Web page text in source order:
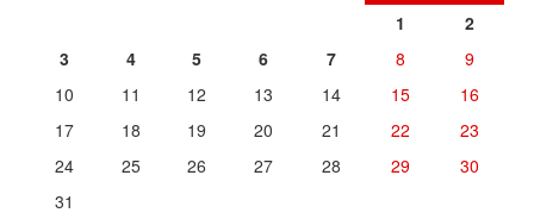
Президент США Дональд Трамп сегодня рассматривает
возможность масштабной военной операции против Ирана
Вчера, 16:55
Арабо-еврейская партия изменит всё? Если
Может ли в Израиле появиться полноценный арабо-
1
2
3
4 5 6 7 8
9
10
11 12 13 14 15
16
17
18 19 20 21 22
23
24
25 26 27 28 29
30
31